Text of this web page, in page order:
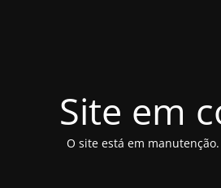
Site em
O site está em